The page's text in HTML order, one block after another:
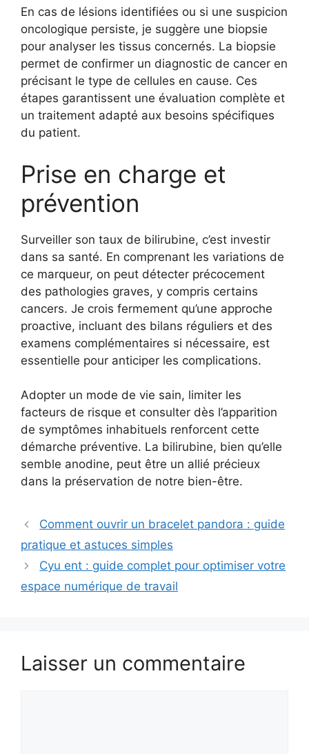
En cas de lésions identifiées ou si une suspicion
oncologique persiste, je suggère une biopsie
pour analyser les tissus concernés. La biopsie
permet de confirmer un diagnostic de cancer en
précisant le type de cellules en cause. Ces
étapes garantissent une évaluation complète et
un traitement adapté aux besoins spécifiques
du patient.
Prise en charge et
prévention
Surveiller son taux de bilirubine, c’est investir
dans sa santé. En comprenant les variations de
ce marqueur, on peut détecter précocement
des pathologies graves, y compris certains
cancers. Je crois fermement qu’une approche
proactive, incluant des bilans réguliers et des
examens complémentaires si nécessaire, est
essentielle pour anticiper les complications.
Adopter un mode de vie sain, limiter les
facteurs de risque et consulter dès l’apparition
de symptômes inhabituels renforcent cette
démarche préventive. La bilirubine, bien qu’elle
semble anodine, peut être un allié précieux
dans la préservation de notre bien-être.
Comment ouvrir un bracelet pandora : guide
pratique et astuces simples
Cyu ent : guide complet pour optimiser votre
espace numérique de travail
Laisser un commentaire